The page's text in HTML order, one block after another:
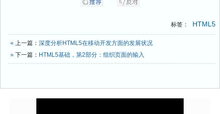
标签： HTML5
« 上一篇： 深度分析HTML5在移动开发方面的发展状况
» 下一篇： HTML5基础，第2部分：组织页面的输入